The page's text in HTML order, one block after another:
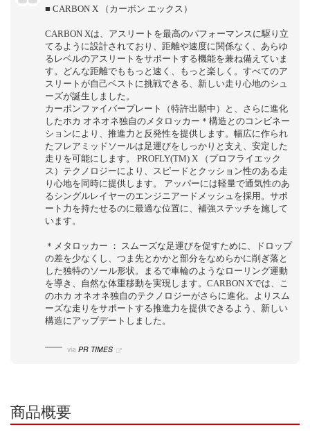
■ CARBON X （カーボン エックス）
CARBON Xは、アスリートを最高のパフォーマンスに駆り立
てるように設計されており、距離や速度に関係なく、あらゆ
るレベルのアスリートをサポートする機能を兼ね備えていま
す。どんな距離でももっと速く、もっと楽しく。すべてのア
スリートが自己ベストに挑戦できる、新しい走り心地のシュ
ーズが誕生しました。
カーボンファイバープレート（特許出願中）と、さらに進化
したホカ オネオネ独自のメタロッカー＊構造とのコンビネー
ションにより、推進力と反発性を提供します。幅広に作られ
たフレアミッドソールは足運びをしっかりと支え、安定した
走りを可能にします。 PROFLY(TM) X （プロフライエック
ス）テクノロジーにより、スピードとクッション性のある走
り心地を同時に提供します。 アッパーには軽量で通気性のあ
るシングルレイヤーのエンジニアードメッシュを採用。サポ
ート力を持たせるのに最適な位置に、補強ステッチを施して
います。
＊メタロッカー ： スムーズな足運びを促すために、ドロップ
の差を少なくし、つま先とかかと部分をなめらかに削ぎ落と
した独特のソール形状。まるで車輪のようなローリング運動
を導き、自然な体重移動を実現します。CARBON Xでは、こ
のホカ オネオネ独自のテクノロジーがさらに進化。よりスム
ーズな走りをサポートする推進力を提供できるよう、新しい
構造にアップデートしました。
via PR TIMES
商品概要